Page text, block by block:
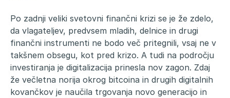
Po zadnji veliki svetovni finančni krizi se je že zdelo,
da vlagateljev, predvsem mladih, delnice in drugi
finančni instrumenti ne bodo več pritegnili, vsaj ne v
takšnem obsegu, kot pred krizo. A tudi na področju
investiranja je digitalizacija prinesla nov zagon. Zdaj
že večletna norija okrog bitcoina in drugih digitalnih
kovančkov je naučila trgovanja novo generacijo in